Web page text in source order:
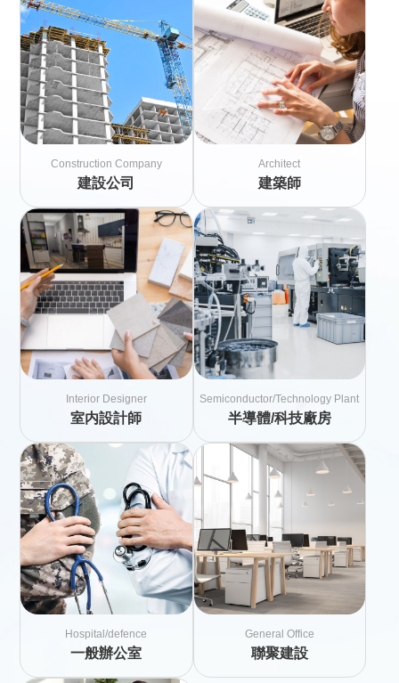
Construction Company
建設公司
Architect
建築師
Interior Designer
室内設計師
Semiconductor/Technology Plant
半導體/科技廠房
Hospital/defence
一般辦公室
General Office
聯聚建設